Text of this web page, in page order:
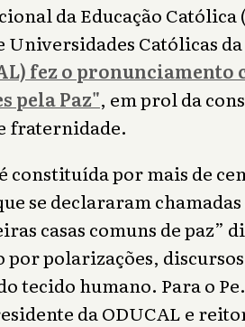
da Educação Católica
Universidades Católicas
fez o pronunciamento
pela Paz", em prol da
fraternidade.
constituída por mais de
se declararam
casas comuns de paz”
por polarizações,
tecido humano. Para o
da ODUCAL e